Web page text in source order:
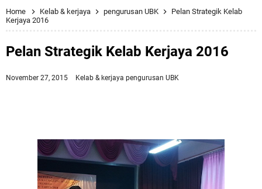
Home Kelab & kerjaya pengurusan UBK
Pelan Strategik Kelab
Kerjaya 2016
Pelan Strategik Kelab Kerjaya 2016
November 27, 2015 Kelab & kerjaya pengurusan UBK